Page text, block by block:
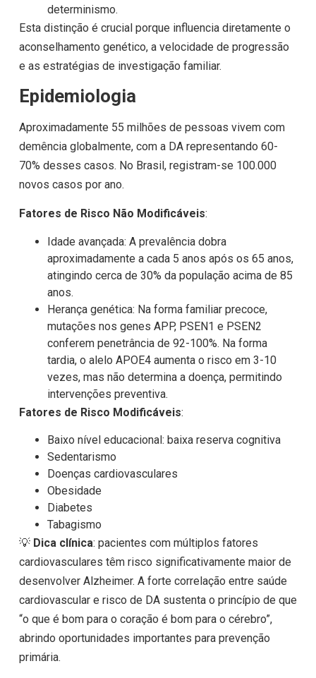
determinismo.
Esta distinção é crucial porque influencia diretamente o
aconselhamento genético, a velocidade de progressão
e as estratégias de investigação familiar.
Epidemiologia
Aproximadamente 55 milhões de pessoas vivem com
demência globalmente, com a DA representando 60-
70% desses casos. No Brasil, registram-se 100.000
novos casos por ano.
Fatores de Risco Não Modificáveis:
Idade avançada: A prevalência dobra
aproximadamente a cada 5 anos após os 65 anos,
atingindo cerca de 30% da população acima de 85
anos.
Herança genética: Na forma familiar precoce,
mutações nos genes APP, PSEN1 e PSEN2
conferem penetrância de 92-100%. Na forma
tardia, o alelo APOE4 aumenta o risco em 3-10
vezes, mas não determina a doença, permitindo
intervenções preventiva.
Fatores de Risco Modificáveis:
Baixo nível educacional: baixa reserva cognitiva
Sedentarismo
Doenças cardiovasculares
Obesidade
Diabetes
Tabagismo
💡 Dica clínica: pacientes com múltiplos fatores
cardiovasculares têm risco significativamente maior de
desenvolver Alzheimer. A forte correlação entre saúde
cardiovascular e risco de DA sustenta o princípio de que
“o que é bom para o coração é bom para o cérebro”,
abrindo oportunidades importantes para prevenção
primária.